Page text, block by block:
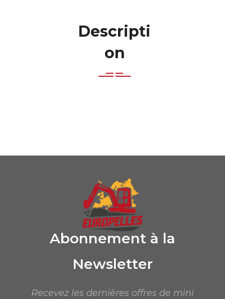
Descripti
on
Abonnement à la
Newsletter
Recevez les dernières offres de mini